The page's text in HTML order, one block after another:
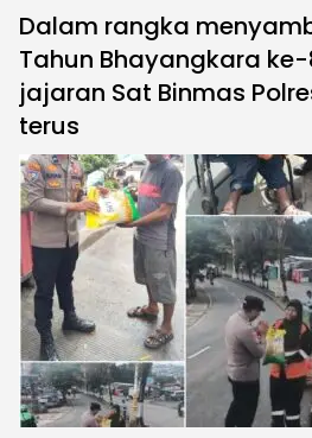
Dalam rangka
Tahun Bhayangkara
jajaran Sat Binmas
terus